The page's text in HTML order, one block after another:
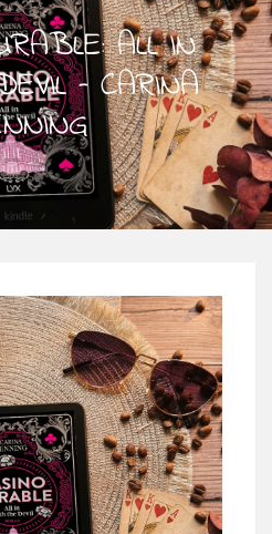
ALL IN
– CARINA